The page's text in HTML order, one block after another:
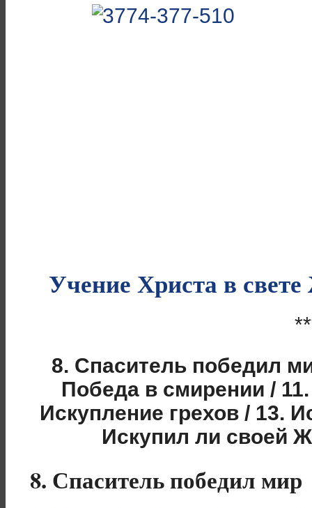
Учение Христа в
8. Спаситель победил
Победа в смирении /
Искупление грехов / 13.
Искупил ли своей
8. Спаситель победил мир